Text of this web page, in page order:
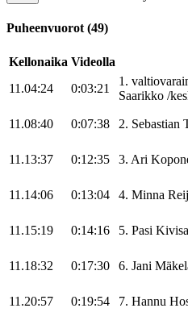
Puheenvuorot (49)
Kellonaika Videolla
11.04:24
0:03:21
1.
Saarikko /
11.08:40 0:07:38 2. Sebastian
11.13:37 0:12:35 3. Ari
11.14:06 0:13:04 4. Minna
11.15:19 0:14:16 5. Pasi
11.18:32 0:17:30 6. Jani
11.20:57 0:19:54 7. Hannu